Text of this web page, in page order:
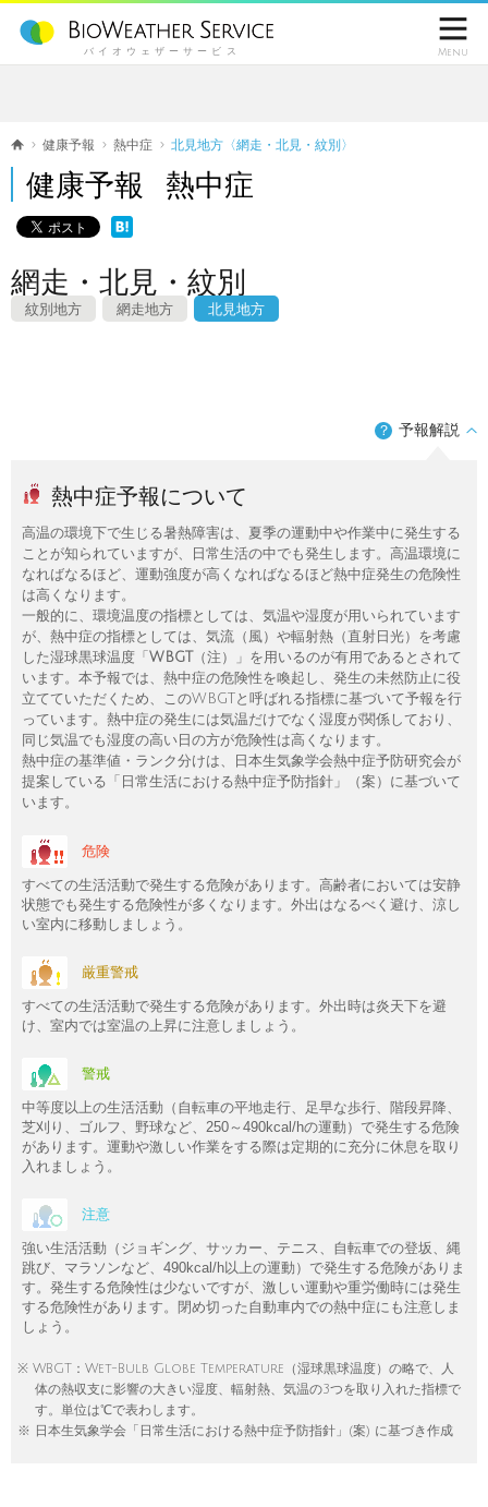
バイオウェザーサービス

Menu
健康予報 熱中症 北見地方〈網走・北見・紋別〉
健康予報 熱中症
網走・北見・紋別
紋別地方 網走地方 北見地方
？ 予報解説
熱中症予報について
高温の環境下で生じる暑熱障害は、夏季の運動中や作業中に発生する
ことが知られていますが、日常生活の中でも発生します。高温環境に
なればなるほど、運動強度が高くなればなるほど熱中症発生の危険性
は高くなります。
一般的に、環境温度の指標としては、気温や湿度が用いられています
が、熱中症の指標としては、気流（風）や輻射熱（直射日光）を考慮
した湿球黒球温度「 WBGT
（注）」を用いるのが有用であるとされて
います。本予報では、熱中症の危険性を喚起し、発生の未然防止に役
立てていただくため、このWBGTと呼ばれる指標に基づいて予報を行
っています。熱中症の発生には気温だけでなく湿度が関係しており、
同じ気温でも湿度の高い日の方が危険性は高くなります。
熱中症の基準値・ランク分けは、日本生気象学会熱中症予防研究会が
提案している「日常生活における熱中症予防指針」（案）に基づいて
います。
危険
すべての生活活動で発生する危険があります。高齢者においては安静
状態でも発生する危険性が多くなります。外出はなるべく避け、涼し
い室内に移動しましょう。
厳重警戒
すべての生活活動で発生する危険があります。外出時は炎天下を避
け、室内では室温の上昇に注意しましょう。
警戒
中等度以上の生活活動（自転車の平地走行、足早な歩行、階段昇降、
芝刈り、ゴルフ、野球など、250～490kcal/hの運動）で発生する危険
があります。運動や激しい作業をする際は定期的に充分に休息を取り
入れましょう。
注意
強い生活活動（ジョギング、サッカー、テニス、自転車での登坂、縄
跳び、マラソンなど、490kcal/h以上の運動）で発生する危険がありま
す。発生する危険性は少ないですが、激しい運動や重労働時には発生
する危険性があります。閉め切った自動車内での熱中症にも注意しま
しょう。
※ WBGT：Wet-Bulb Globe Temperature（湿球黒球温度）の略で、人
体の熱収支に影響の大きい湿度、輻射熱、気温の3つを取り入れた指標で
す。単位は℃で表わします。
※ 日本生気象学会「日常生活における熱中症予防指針」(案) に基づき作成